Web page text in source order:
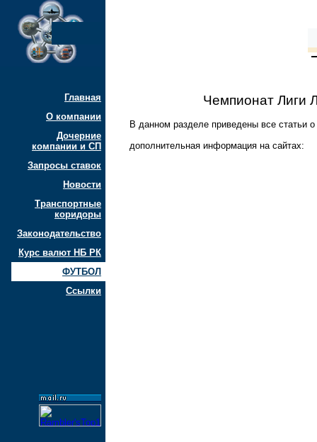
Главная
О компании
Дочерние
компании и СП
Запросы ставок
Новости
Транспортные
коридоры
Законодательство
Курс валют НБ РК
ФУТБОЛ
Ссылки
Чемпионат Лиги
В данном разделе приведены все статьи
дополнительная информация на сайтах: